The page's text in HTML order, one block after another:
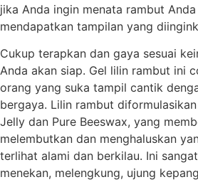
jika Anda ingin menata rambut
mendapatkan tampilan yang
Cukup terapkan dan gaya sesuai
Anda akan siap. Gel lilin rambut ini
orang yang suka tampil cantik
bergaya. Lilin rambut
Jelly dan Pure Beeswax, yang
melembutkan dan menghaluskan
terlihat alami dan berkilau. Ini
menekan, melengkung, ujung